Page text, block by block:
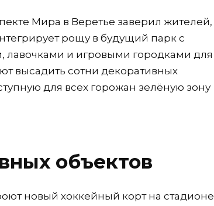
Мира в Веретье заверил жителей,
рощу в будущий парк с
и игровыми городками для
высадить сотни декоративных
для всех горожан зелёную зону
объектов
новый хоккейный корт на стадионе